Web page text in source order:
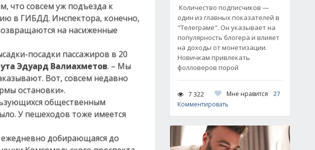
что совсем уж подъезда к
в ГИБДД. Инспектора, конечно,
на насиженные
посадки пассажиров в 20
Эдуард Валиахметов. – Мы
Вот, совсем недавно
остановки».
общественным
У пешеходов тоже имеется
ежедневно добирающаяся до
Количество подписчиков —
один из главных показателей в
"Телеграме". Он указывает на
популярность блогера и влияет
на доходы от монетизации.
Новичкам привлекать
фолловеров порой
7 322 Мне нравится
27
Комментировать